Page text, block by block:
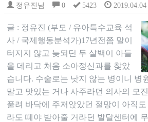
정유진님 0 5423 2019.04.04
글 : 정유진 (부모 / 유아특수교육 석
사 / 국제행동분석가)17년전쯤 말이
터지지 않고 늦되던 두 살백이 아들
을 데리고 처음 소아정신과를 찾았
습니다. 수술로는 낫지 않는 병이니 병
말고 맛있는 거나 사주라던 의사의 모
풀려 바닥에 주저앉았던 절망이 아직
라도 떼야 받아줄 거라던 발달센터에